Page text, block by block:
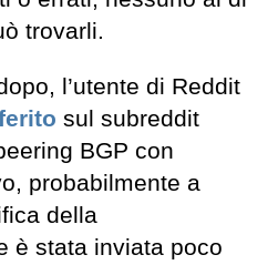
trovarli.
l’utente di Reddit
sul subreddit
BGP con
probabilmente a
della
è stata inviata poco